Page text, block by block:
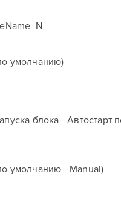
умолчанию)
блока - Автостарт
умолчанию - Manual)